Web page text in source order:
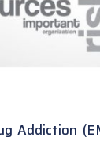
Addiction